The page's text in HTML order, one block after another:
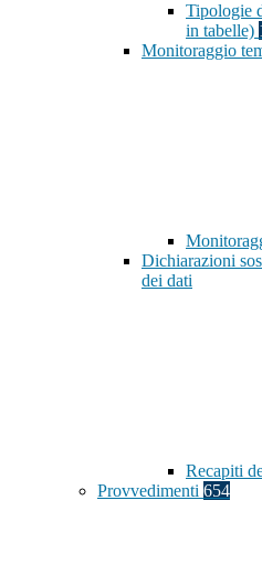
Tipologie
in tabelle)
Monitoraggio
Dichiarazioni
dei dati
Recapiti
Provvedimenti 654